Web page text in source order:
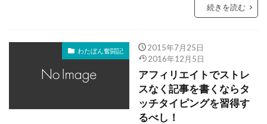
続きを読む
わたぼん奮闘記
2015年7月25日
2016年12月5日
アフィリエイトでストレ
スなく記事を書くならタ
ッチタイピングを習得す
るべし！